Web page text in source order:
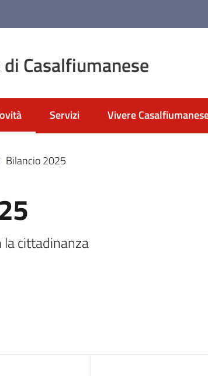
Casalfiumanese
selezionato
Servizi Vivere
Bilancio 2025
cittadinanza